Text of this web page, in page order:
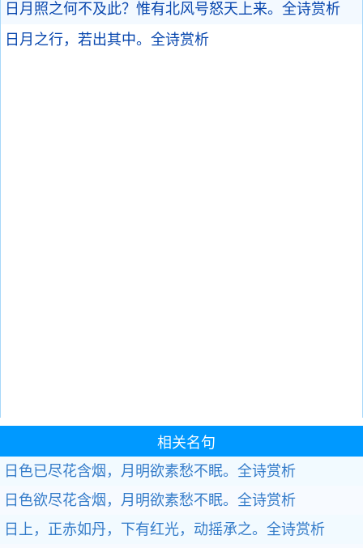
日月照之何不及此？惟有北风号怒天上来。 全诗赏析
日月之行，若出其中。 全诗赏析
相关名句
日色已尽花含烟，月明欲素愁不眠。 全诗赏析
日色欲尽花含烟，月明欲素愁不眠。 全诗赏析
日上，正赤如丹，下有红光，动摇承之。 全诗赏析